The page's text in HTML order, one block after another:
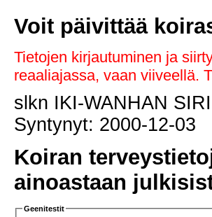
Voit päivittää
Tietojen kirjautuminen ja
reaaliajassa, vaan viiveellä.
slkn IKI-WANHAN
Syntynyt: 2000-12-
Koiran
ainoastaan
Geenitestit